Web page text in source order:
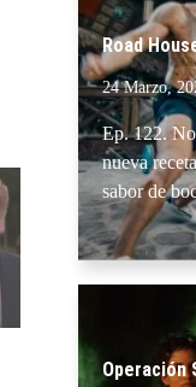
Road
24 Marzo,
Ep. 122.
nueva
sabor de
Operación